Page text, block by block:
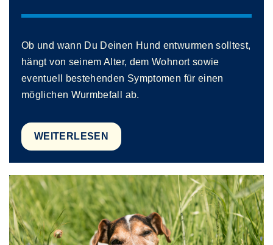
Ob und wann Du Deinen Hund entwurmen solltest,
hängt von seinem Alter, dem Wohnort sowie
eventuell bestehenden Symptomen für einen
möglichen Wurmbefall ab.
WEITERLESEN